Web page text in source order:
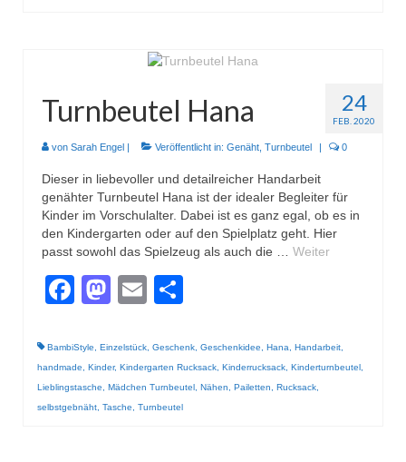
24
FEB. 2020
Turnbeutel Hana
von Sarah Engel | Veröffentlicht in: Genäht Turnbeutel | 0
Dieser in liebevoller und detailreicher Handarbeit
genähter Turnbeutel Hana ist der idealer Begleiter für
Kinder im Vorschulalter. Dabei ist es ganz egal, ob es in
den Kindergarten oder auf den Spielplatz geht. Hier
passt sowohl das Spielzeug als auch die … Weiter
Facebook
Mastodon
Email
BambiStyle Einzelstück Geschenk Geschenkidee Hana Handarbeit
handmade
Kinder, Kindergarten Rucksack Kinderrucksack Kinderturnbeutel
Lieblingstasche
Mädchen Turnbeutel Nähen Pailetten Rucksack
selbstgebnäht Tasche Turnbeutel